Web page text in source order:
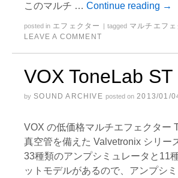
このマルチ … Continue reading →
posted in エフェクター tagged マルチエフ
LEAVE A COMMENT
VOX ToneLab ST
by SOUND ARCHIVE posted on 2013/01/
VOX の低価格マルチエフェクター
真空管を備えた Valvetronix シリー
33種類のアンプシミュレータと11
ットモデルがあるので、アンプシ